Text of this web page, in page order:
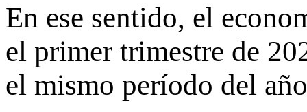
En ese sentido, el
el primer trimestre de
el mismo período del